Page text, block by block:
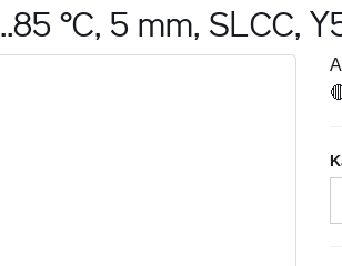
°C, 5 mm, SLCC,